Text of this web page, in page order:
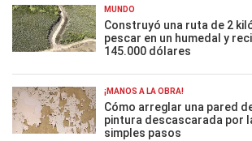
MUNDO
Construyó una ruta de 2
pescar en un humedal y
145.000 dólares
¡MANOS A LA OBRA!
Cómo arreglar una pared
pintura descascarada por
simples pasos